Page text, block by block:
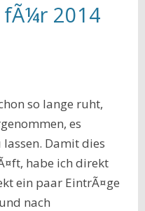
fÃ¼r 2014
so lange ruht,
es
Damit dies
habe ich direkt
ein paar EintrÃ¤ge
nach